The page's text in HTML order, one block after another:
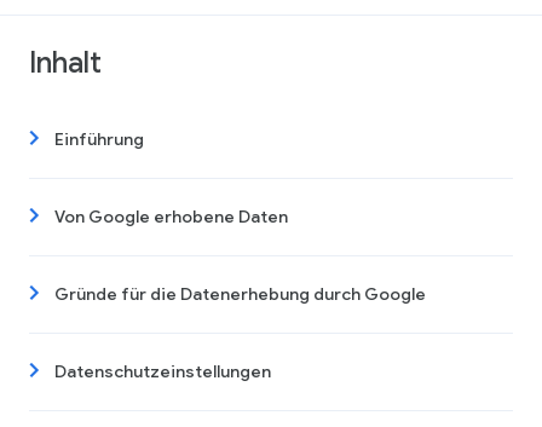
Inhalt
Einführung
Von Google erhobene Daten
Gründe für die Datenerhebung durch Google
Datenschutzeinstellungen